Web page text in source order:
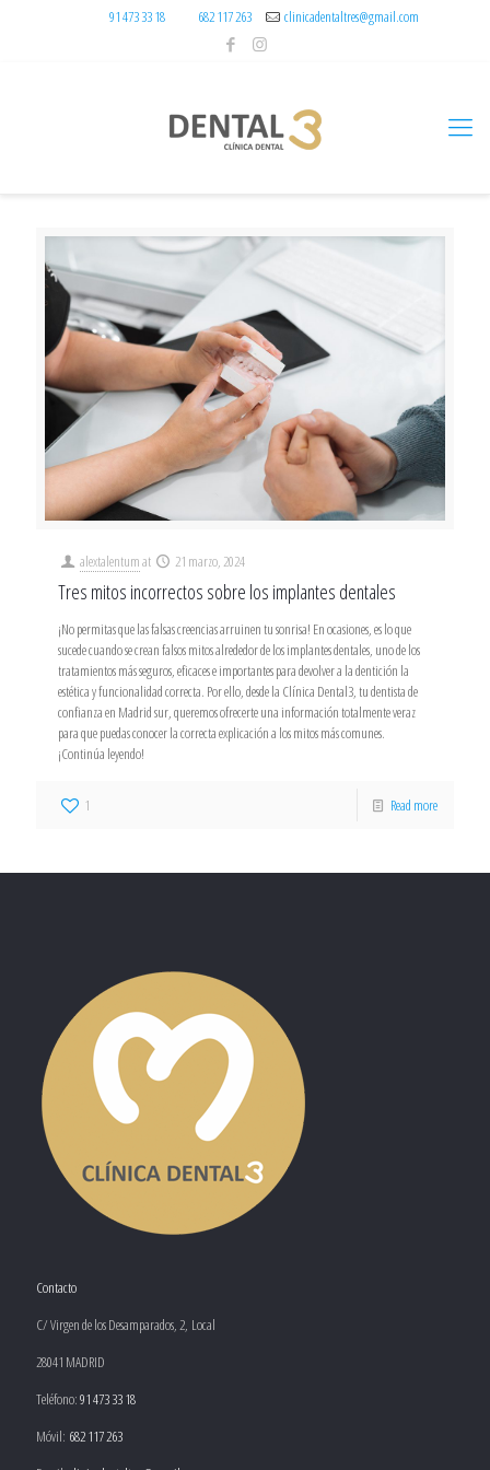
91 473 33 18 682 117 263 clinicadentaltres@gmail.com
alextalentumat 21 marzo, 2024
Tres mitos incorrectos sobre los implantes dentales
¡No permitas que las falsas creencias arruinen tu sonrisa! En ocasiones, es lo que
sucede cuando se crean falsos mitos alrededor de los implantes dentales, uno de los
tratamientos más seguros, eficaces e importantes para devolver a la dentición la
estética y funcionalidad correcta. Por ello, desde la Clínica Dental3, tu dentista de
confianza en Madrid sur, queremos ofrecerte una información totalmente veraz
para que puedas conocer la correcta explicación a los mitos más comunes.
¡Continúa leyendo!
1 Read more
Contacto
C/ Virgen de los Desamparados, 2, Local
28041 MADRID
Teléfono:91 473 33 18
Móvil: 682 117 263